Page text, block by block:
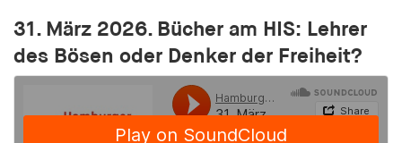
31. März 2026. Bücher am HIS: Lehrer
des Bösen oder Denker der Freiheit?
Is used to save the language preference of a user
Cookie duration:
1 Jahr
TestIfCookieP